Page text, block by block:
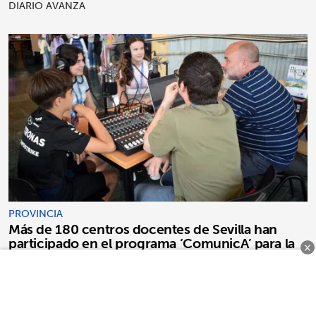
DIARIO AVANZA
PROVINCIA
Más de 180 centros docentes de Sevilla han
participado en el programa ‘ComunicA’ para la
mejora de la competencia lingüística del ×